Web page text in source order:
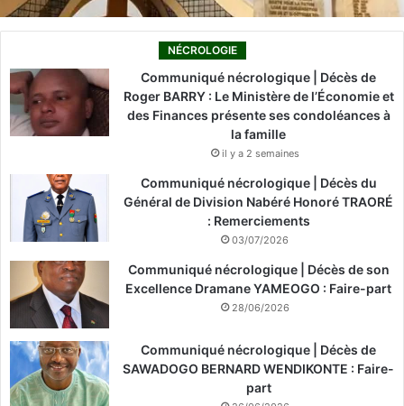
NÉCROLOGIE
Communiqué nécrologique | Décès de
Roger BARRY : Le Ministère de l’Économie et
des Finances présente ses condoléances à
la famille
il y a 2 semaines
Communiqué nécrologique | Décès du
Général de Division Nabéré Honoré TRAORÉ
: Remerciements
03/07/2026
Communiqué nécrologique | Décès de son
Excellence Dramane YAMEOGO : Faire-part
28/06/2026
Communiqué nécrologique | Décès de
SAWADOGO BERNARD WENDIKONTE : Faire-
part